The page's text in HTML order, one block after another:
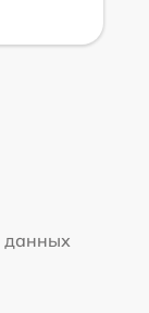
данных